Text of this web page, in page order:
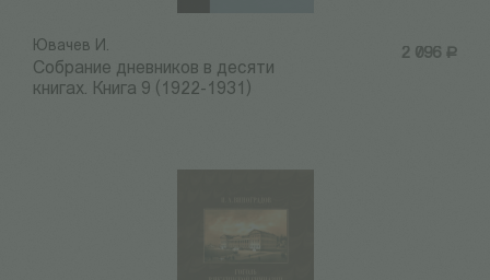
2 096 Р
Ювачев И.
Собрание дневников в десяти
книгах. Книга 9 (1922-1931)